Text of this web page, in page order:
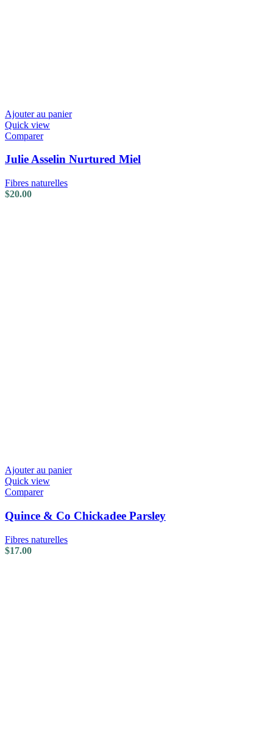
Ajouter au panier
Quick view
Comparer
Julie Asselin Nurtured Miel
Fibres naturelles
$20.00
Ajouter au panier
Quick view
Comparer
Quince & Co Chickadee Parsley
Fibres naturelles
$17.00